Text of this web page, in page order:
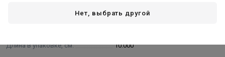
Характеристики
Длина в упаковке, см. 10.000
Нет, выбрать другой